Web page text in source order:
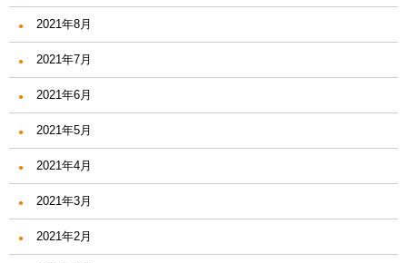
2021年8月
2021年7月
2021年6月
2021年5月
2021年4月
2021年3月
2021年2月